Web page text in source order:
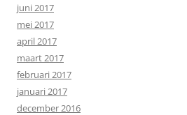
juni 2017
mei 2017
april 2017
maart 2017
februari 2017
januari 2017
december 2016